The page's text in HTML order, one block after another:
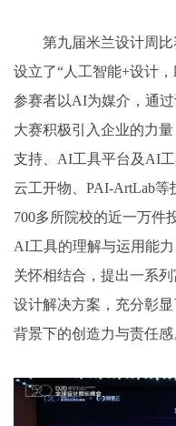
第九届米兰设计周
设立了“人工智能+设计
参赛者以AI为媒介，通
大赛积极引入企业的力
支持、AI工具平台及AI
云工开物、PAI-ArtLab
700多所院校的近一万件
AI工具的理解与运用能
关怀相结合，提出一系
设计解决方案，充分彰
背景下的创造力与责任感